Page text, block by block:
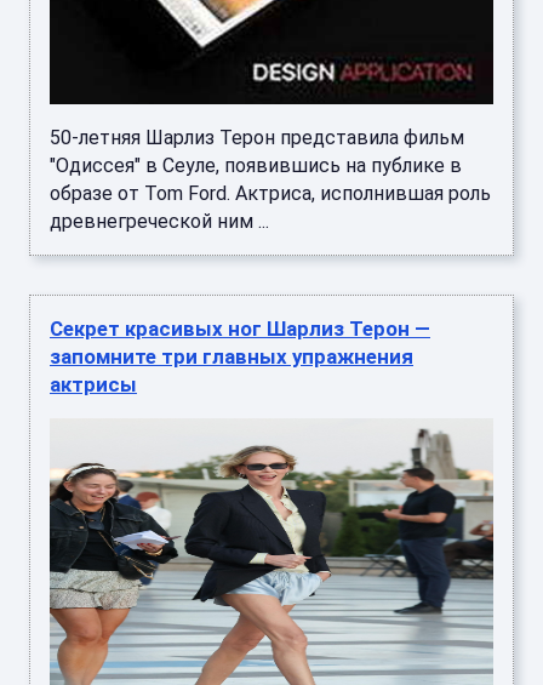
50-летняя Шарлиз Терон представила фильм
"Одиссея" в Сеуле, появившись на публике в
образе от Tom Ford. Актриса, исполнившая роль
древнегреческой ним ...
Секрет красивых ног Шарлиз Терон —
запомните три главных упражнения
актрисы